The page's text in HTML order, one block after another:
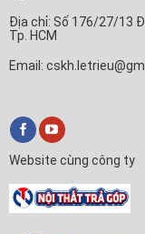
Địa chỉ: Số 176/27/13
Tp. HCM
Email:
Website cùng công ty